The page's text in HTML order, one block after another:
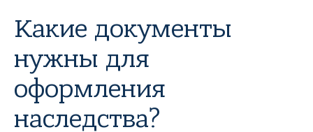
Какие документы
нужны для
оформления
наследства?